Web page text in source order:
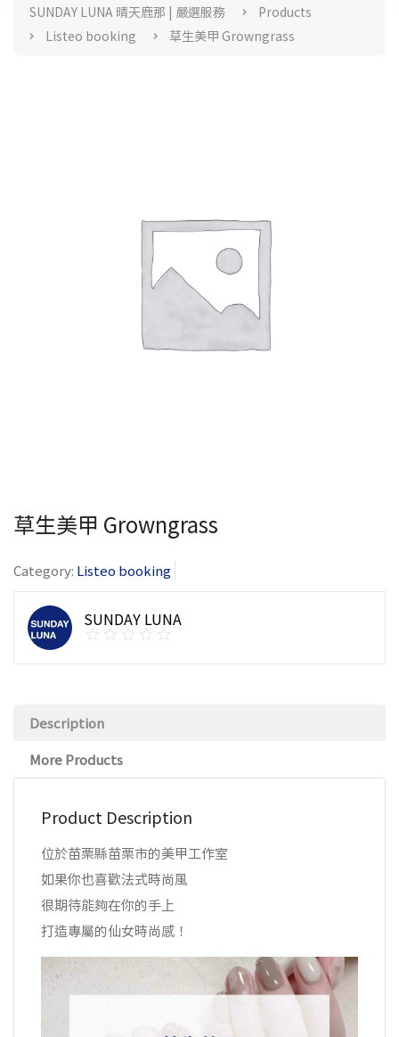
SUNDAY LUNA 晴天鹿那 | 嚴選服務
Products
Listeo booking
草生美甲 Growngrass
草生美甲 Growngrass
Category: Listeo booking
SUNDAY LUNA
Description
More Products
Product Description
位於苗栗縣苗栗市的美甲工作室
如果你也喜歡法式時尚風
很期待能夠在你的手上
打造專屬的仙女時尚感！